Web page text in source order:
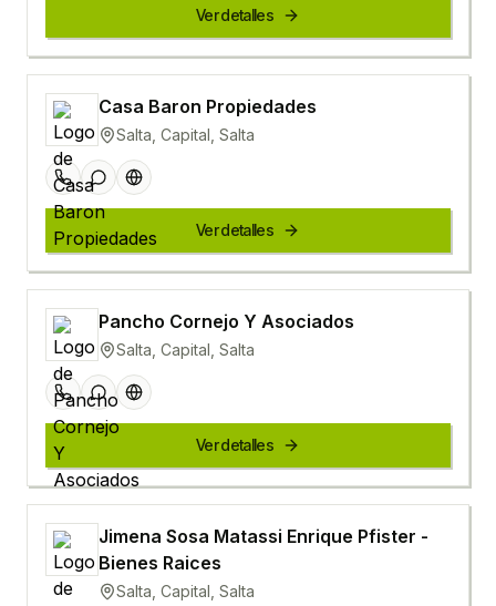
Ver detalles
Casa Baron Propiedades
Salta, Capital, Salta
Ver detalles
Pancho Cornejo Y Asociados
Salta, Capital, Salta
Ver detalles
Jimena Sosa Matassi Enrique Pfister -
Bienes Raices
Salta, Capital, Salta